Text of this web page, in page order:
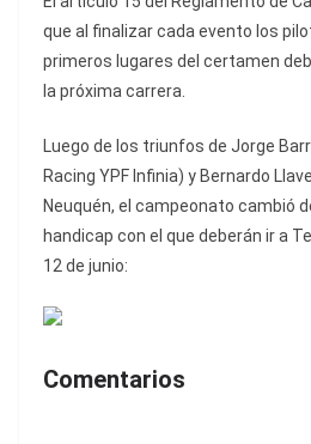
que al finalizar cada evento los
primeros lugares del certamen
la próxima carrera.
Luego de los triunfos de Jorge
Racing YPF Infinia) y Bernardo
Neuquén, el campeonato cambió
handicap con el que deberán ir a
12 de junio:
Comentarios